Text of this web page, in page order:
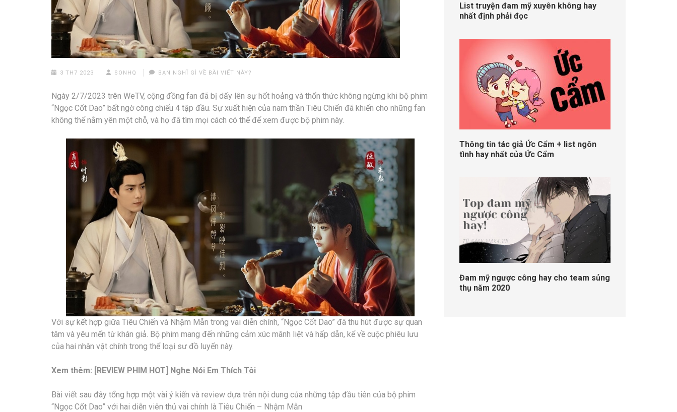
3 TH7 2023 SONHQ BẠN NGHĨ GÌ VỀ BÀI VIẾT NÀY?
Ngày 2/7/2023 trên WeTV, cộng đồng fan đã bị dấy lên sự hốt hoảng và thổn thức không ngừng khi bộ phim
“Ngọc Cốt Dao” bất ngờ công chiếu 4 tập đầu. Sự xuất hiện của nam thần Tiêu Chiến đã khiến cho những fan
không thể nằm yên một chỗ, và họ đã tìm mọi cách có thể để xem được bộ phim này.
Với sự kết hợp giữa Tiêu Chiến và Nhậm Mẫn trong vai diễn chính, “Ngọc Cốt Dao” đã thu hút được sự quan
tâm và yêu mến từ khán giả. Bộ phim mang đến những cảm xúc mãnh liệt và hấp dẫn, kể về cuộc phiêu lưu
của hai nhân vật chính trong thể loại sư đồ luyến này.
Xem thêm: [REVIEW PHIM HOT] Nghe Nói Em Thích Tôi
Bài viết sau đây tổng hợp một vài ý kiến và review dựa trên nội dung của những tập đầu tiên của bộ phim
“Ngọc Cốt Dao” với hai diễn viên thủ vai chính là Tiêu Chiến – Nhậm Mẫn
List truyện đam mỹ xuyên không hay
nhất định phải đọc
Thông tin tác giả Ức Cẩm + list ngôn
tình hay nhất của Ức Cẩm
Đam mỹ ngược công hay cho team sủng
thụ năm 2020